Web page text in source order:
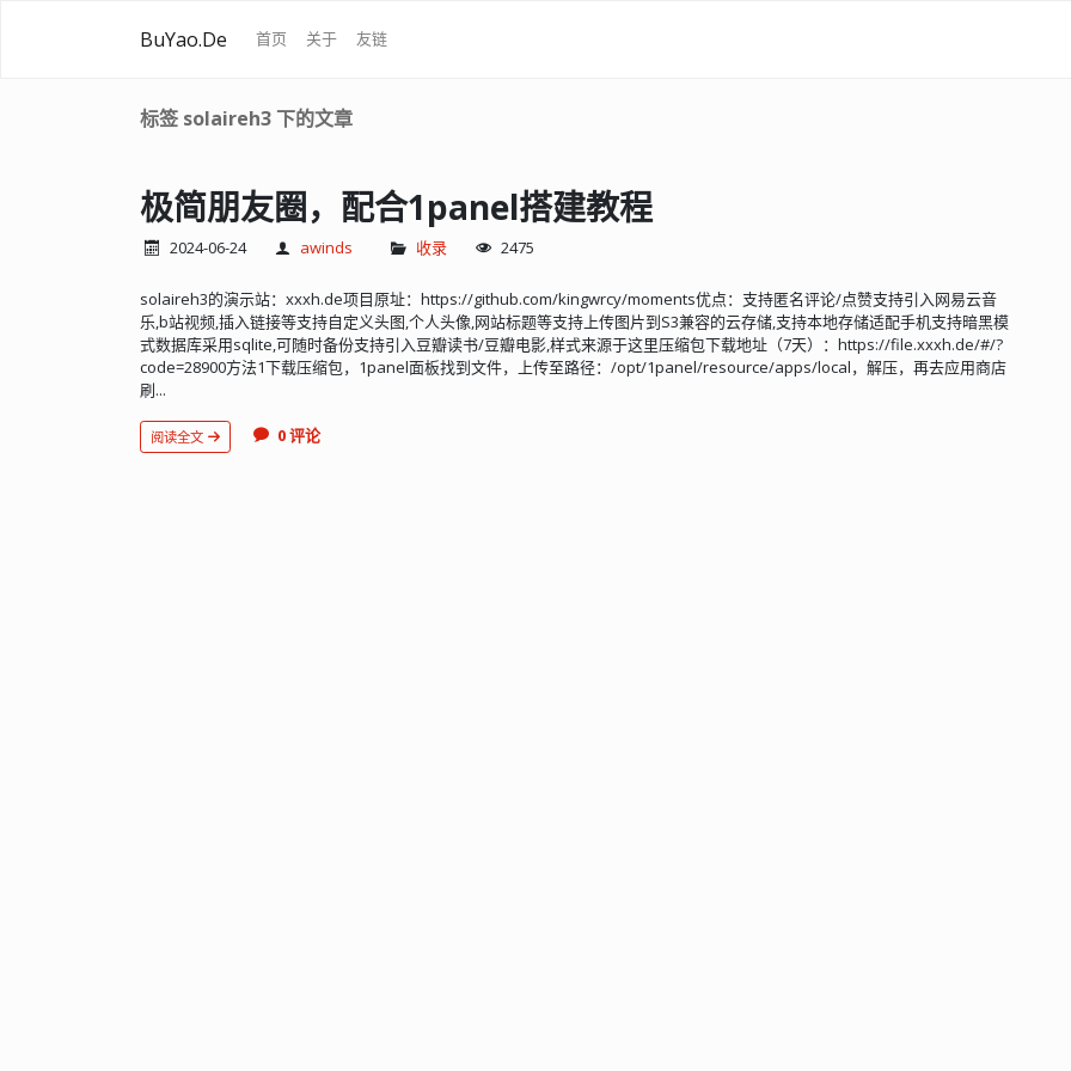
BuYao.De 首页 关于 友链
标签 solaireh3 下的文章
极简朋友圈，配合1panel搭建教程
2024-06-24 awinds 收录 2475
solaireh3的演示站：xxxh.de项目原址：https://github.com/kingwrcy/moments优点：支持匿名评论/点赞支持引入网易云音
乐,b站视频,插入链接等支持自定义头图,个人头像,网站标题等支持上传图片到S3兼容的云存储,支持本地存储适配手机支持暗黑模
式数据库采用sqlite,可随时备份支持引入豆瓣读书/豆瓣电影,样式来源于这里压缩包下载地址（7天）：https://file.xxxh.de/#/?
code=28900方法1下载压缩包，1panel面板找到文件，上传至路径：/opt/1panel/resource/apps/local，解压，再去应用商店
刷...
阅读全文 0 评论